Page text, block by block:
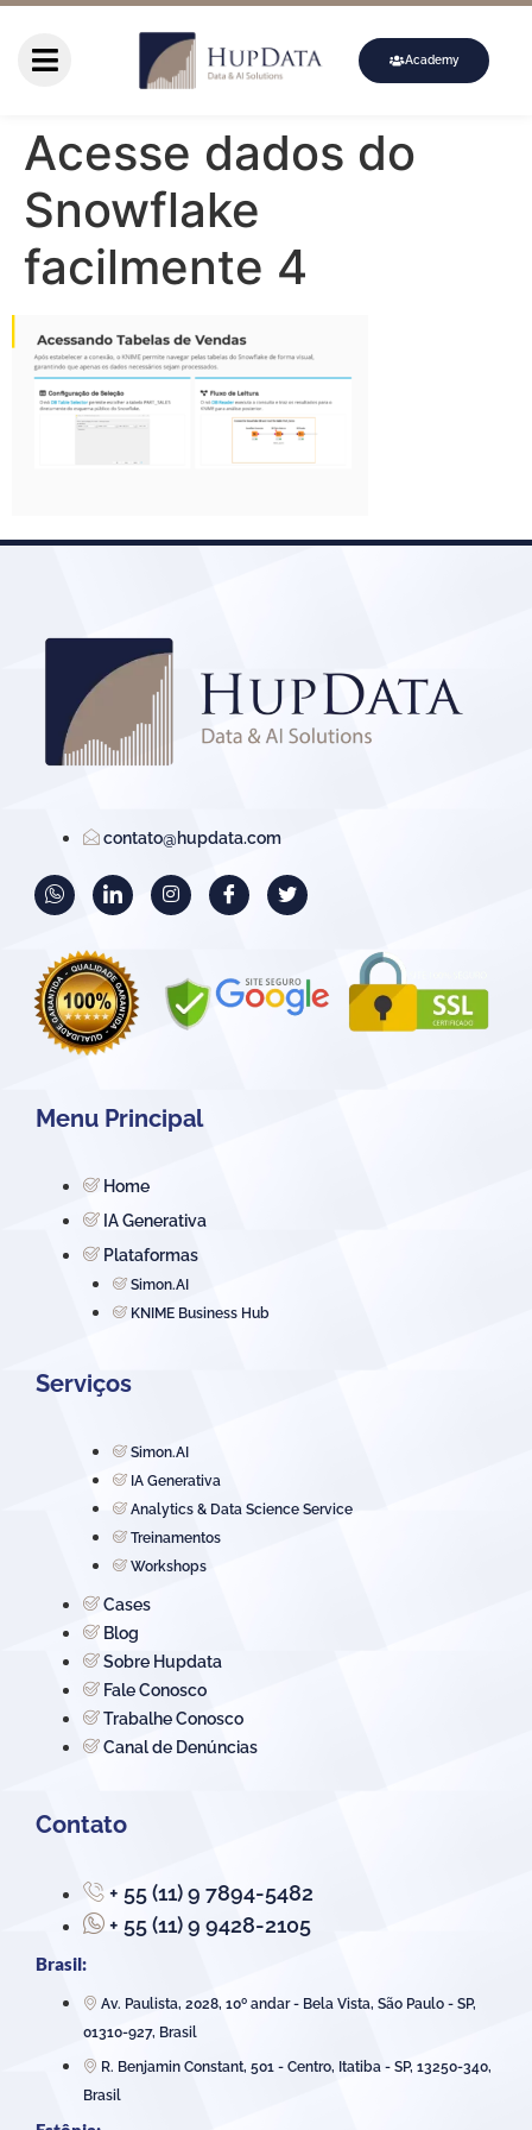
Academy
Acesse dados do
Snowflake
facilmente 4
contato@hupdata.com
Menu Principal
Home
IA Generativa
Plataformas
Simon.AI
KNIME Business Hub
Serviços
Simon.AI
IA Generativa
Analytics & Data Science Service
Treinamentos
Workshops
Cases
Blog
Sobre Hupdata
Fale Conosco
Trabalhe Conosco
Canal de Denúncias
Contato
+ 55 (11) 9 7894-5482
+ 55 (11) 9 9428-2105
Brasil:
Av. Paulista, 2028, 10º andar - Bela Vista, São Paulo - SP,
01310-927, Brasil
R. Benjamin Constant, 501 - Centro, Itatiba - SP, 13250-340,
Brasil